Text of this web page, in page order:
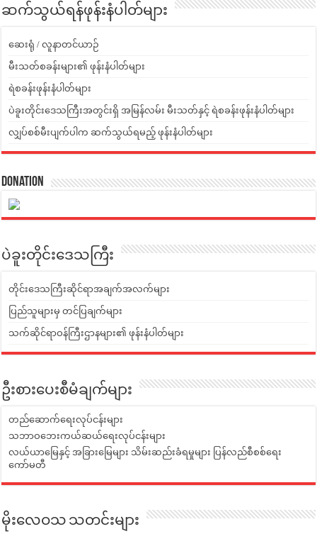
ဆက်သွယ်ရန်ဖုန်းနံပါတ်များ
ဆေးရုံ / လူနာတင်ယာဉ်
မီးသတ်စခန်းများ၏ ဖုန်းနံပါတ်များ
ရဲစခန်းဖုန်းနံပါတ်များ
ပဲခူးတိုင်းဒေသကြီးအတွင်းရှိ အမြန်လမ်း မီးသတ်နှင့် ရဲစခန်းဖုန်းနံပါတ်များ
လျှပ်စစ်မီးပျက်ပါက ဆက်သွယ်ရမည့် ဖုန်းနံပါတ်များ
Donation
ပဲခူးတိုင်းဒေသကြီး
တိုင်းဒေသကြီးဆိုင်ရာအချက်အလက်များ
ပြည်သူများမှ တင်ပြချက်များ
သက်ဆိုင်ရာဝန်ကြီးဌာနများ၏ ဖုန်းနံပါတ်များ
ဦးစားပေးစီမံချက်များ
တည်ဆောက်ရေးလုပ်ငန်းများ
သဘာဝဘေးကယ်ဆယ်ရေးလုပ်ငန်းများ
လယ်ယာမြေနှင့် အခြားမြေများ သိမ်းဆည်းခံရမှုများ ပြန်လည်စီစစ်ရေး
ကော်မတီ
မိုးလေဝသ သတင်းများ